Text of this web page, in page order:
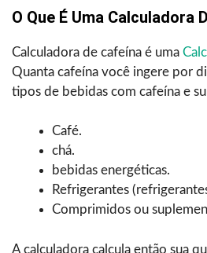
O Que É Uma Calculadora
Calculadora de cafeína é uma
Quanta cafeína você ingere por
tipos de bebidas com cafeína e
Café.
chá.
bebidas energéticas.
Refrigerantes
Comprimidos ou
A calculadora calcula então sua